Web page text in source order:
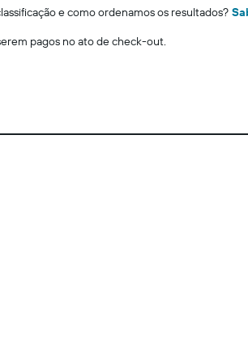
e como ordenamos os resultados?
pagos no ato de check-out.